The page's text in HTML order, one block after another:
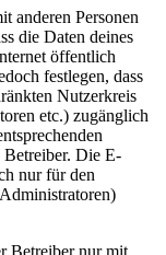
anderen Personen
die Daten deines
öffentlich
festlegen, dass
Nutzerkreis
etc.) zugänglich
Die E-
nur für den
Betreiber nur mit